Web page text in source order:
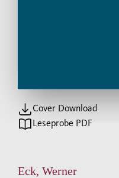
Cover Download
Leseprobe PDF
Eck, Werner